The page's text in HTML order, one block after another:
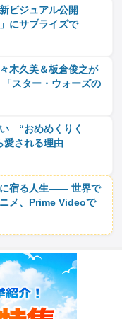
ビジュアル公開
にサプライズで
木久美＆板倉俊之が
スター・ウォーズの
“おめめくりく
愛される理由
に宿る人生―― 世界で
メ、Prime Videoで